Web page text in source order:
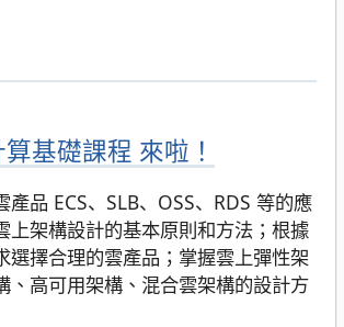
基礎課程 來啦！
產品 ECS、SLB、OSS、RDS 等的應
上架構設計的基本原則和方法；根據
選擇合理的雲產品；掌握雲上彈性架
、高可用架構、混合雲架構的設計方